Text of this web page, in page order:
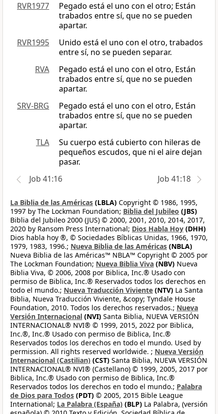
RVR1977
Pegado está el uno con el otro; Están
trabados entre sí, que no se pueden
apartar.
RVR1995
Unido está el uno con el otro, trabados
entre sí, no se pueden separar.
RVA
Pegado está el uno con el otro, Están
trabados entre sí, que no se pueden
apartar.
SRV-BRG
Pegado está el uno con el otro, Están
trabados entre sí, que no se pueden
apartar.
TLA
Su cuerpo está cubierto con hileras de
pequeños escudos, que ni el aire dejan
pasar.
Job 41:16
Job 41:18
La Biblia de las Américas (LBLA) Copyright © 1986, 1995,
1997 by The Lockman Foundation; Biblia del Jubileo (JBS)
Biblia del Jubileo 2000 (JUS) © 2000, 2001, 2010, 2014, 2017,
2020 by Ransom Press International; Dios Habla Hoy (DHH)
Dios habla hoy ®, © Sociedades Bíblicas Unidas, 1966, 1970,
1979, 1983, 1996.; Nueva Biblia de las Américas (NBLA)
Nueva Biblia de las Américas™ NBLA™ Copyright © 2005 por
The Lockman Foundation; Nueva Biblia Viva (NBV) Nueva
Biblia Viva, © 2006, 2008 por Biblica, Inc.® Usado con
permiso de Biblica, Inc.® Reservados todos los derechos en
todo el mundo.; Nueva Traducción Viviente (NTV) La Santa
Biblia, Nueva Traducción Viviente, &copy; Tyndale House
Foundation, 2010. Todos los derechos reservados.; Nueva
Versión Internacional (NVI) Santa Biblia, NUEVA VERSIÓN
INTERNACIONAL® NVI® © 1999, 2015, 2022 por Biblica,
Inc.®, Inc.® Usado con permiso de Biblica, Inc.®
Reservados todos los derechos en todo el mundo. Used by
permission. All rights reserved worldwide. ; Nueva Versión
Internacional (Castilian) (CST) Santa Biblia, NUEVA VERSIÓN
INTERNACIONAL® NVI® (Castellano) © 1999, 2005, 2017 por
Biblica, Inc.® Usado con permiso de Biblica, Inc.®
Reservados todos los derechos en todo el mundo.; Palabra
de Dios para Todos (PDT) © 2005, 2015 Bible League
International; La Palabra (España) (BLP) La Palabra, (versión